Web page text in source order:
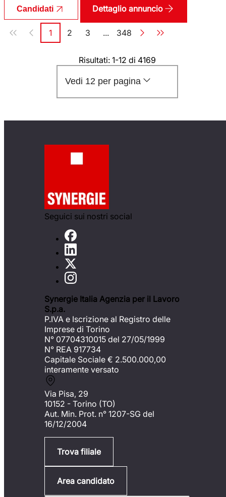
Candidati Dettaglio annuncio
Paginazione
Pagina
1 Pagina
2 Pagina
3 ... Pagina
348
Risultati: 1-12 di 4169
Vedi 12 per pagina
Seguici sui nostri social
Synergie Italia Agenzia per il Lavoro
S.p.a.
P.IVA e Iscrizione al Registro delle
Imprese di Torino
N° 07704310015 del 27/05/1999
N° REA 917734
Capitale Sociale € 2.500.000,00
interamente versato
Via Pisa, 29
10152 - Torino (TO)
Aut. Min. Prot. n° 1207-SG del
16/12/2004
Trova filiale
Area candidato